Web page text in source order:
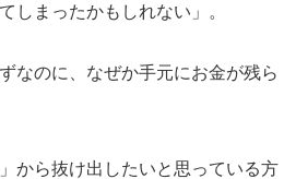
しまったかもしれない」。
なのに、なぜか手元にお金が残ら
から抜け出したいと思っている方